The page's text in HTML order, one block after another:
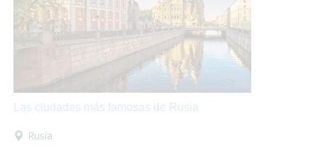
actividades accesibles.
¡No lo duden más y atrévanse a
descubrir el continente europeo! Unas vacaciones
que las disfrutarán al máximo mientras se
maravillan con la belleza de estos lugares y conocen
culturas totalmente diferentes aunque se encuentren a
pocos cientos de kilómetros entre ellas.
encantará!
Las ciudades más famosas de Rusia
Rusia